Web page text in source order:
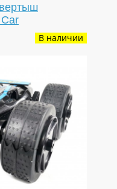
В наличии